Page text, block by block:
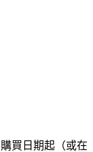
買日期起（或在